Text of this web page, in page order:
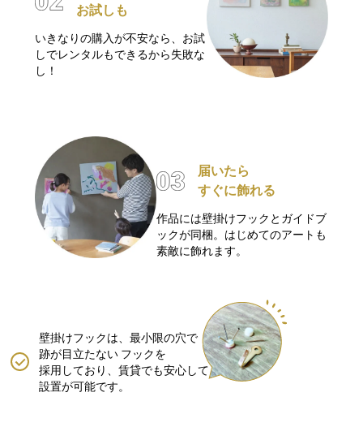
お試しも
いきなりの購入が不安なら、お試
しでレンタルもできるから失敗な
し！
届いたら
すぐに飾れる
作品には壁掛けフックとガイドブ
ックが同梱。はじめてのアートも
素敵に飾れます。
壁掛けフックは、最小限の穴で
跡が目立たない フックを
採用しており、賃貸でも安心して
設置が可能です。